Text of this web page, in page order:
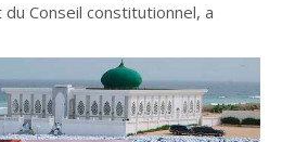
Conseil constitutionnel, a